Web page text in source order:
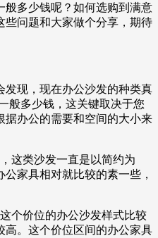
般多少钱呢？如何选购到满意
些问题和大家做个分享，期待
发现，现在办公沙发的种类真
般多少钱，这关键取决于您
据办公的需要和空间的大小来
这类沙发一直是以简约为
家具相对就比较的素一些，
个价位的办公沙发样式比较
高。这个价位区间的办公家具